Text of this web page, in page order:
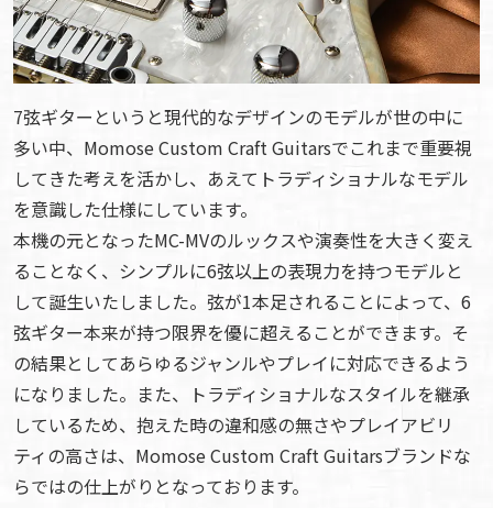
7弦ギターというと現代的なデザインのモデルが世の中に
多い中、Momose Custom Craft Guitarsでこれまで重要視
してきた考えを活かし、あえてトラディショナルなモデル
を意識した仕様にしています。
本機の元となったMC-MVのルックスや演奏性を大きく変え
ることなく、シンプルに6弦以上の表現力を持つモデルと
して誕生いたしました。弦が1本足されることによって、6
弦ギター本来が持つ限界を優に超えることができます。そ
の結果としてあらゆるジャンルやプレイに対応できるよう
になりました。また、トラディショナルなスタイルを継承
しているため、抱えた時の違和感の無さやプレイアビリ
ティの高さは、Momose Custom Craft Guitarsブランドな
らではの仕上がりとなっております。